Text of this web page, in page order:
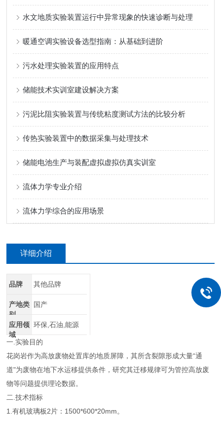
水文地质实验装置运行中异常现象的快速诊断与处理
暖通空调实验设备选型指南：从基础到进阶
污水处理实验装置的应用特点
储能技术实训室建设解决方案
污泥比阻实验装置与传统粘度测试方法的比较分析
传热实验装置中的数据采集与处理技术
储能电池生产与装配虚拟虚拟仿真实训室
流体力学专业介绍
流体力学综合的应用场景
详细介绍
品牌 其他品牌
产地类
别
国产
应用领
域
环保,石油,能源
一.实验目的
花岗岩作为高放废物处置库的地质屏障，其所含裂隙形成大量“通
道"为废物在地下水运移提供条件，研究其迁移规律可为管控高放废
物等问题提供理论数据。
二.技术指标
1.有机玻璃板2片：1500*600*20mm。